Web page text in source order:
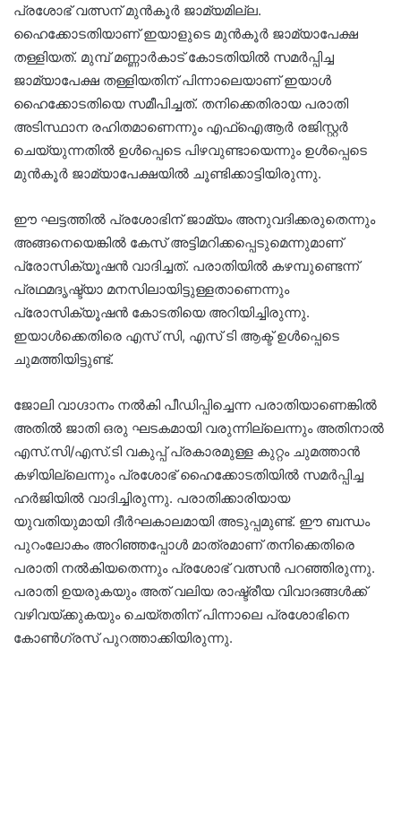
പ്രശോഭ് വത്സന് മുന്‍കൂര്‍ ജാമ്യമില്ല.
ഹൈക്കോടതിയാണ് ഇയാളുടെ മുന്‍കൂര്‍ ജാമ്യാപേക്ഷ
തള്ളിയത്. മുമ്പ് മണ്ണാര്‍കാട് കോടതിയില്‍ സമര്‍പ്പിച്ച
ജാമ്യാപേക്ഷ തള്ളിയതിന് പിന്നാലെയാണ് ഇയാള്‍
ഹൈക്കോടതിയെ സമീപിച്ചത്. തനിക്കെതിരായ പരാതി
അടിസ്ഥാന രഹിതമാണെന്നും എഫ്‌ഐആര്‍ രജിസ്റ്റര്‍
ചെയ്യുന്നതില്‍ ഉള്‍പ്പെടെ പിഴവുണ്ടായെന്നും ഉള്‍പ്പെടെ
മുന്‍കൂര്‍ ജാമ്യാപേക്ഷയില്‍ ചൂണ്ടിക്കാട്ടിയിരുന്നു.
ഈ ഘട്ടത്തില്‍ പ്രശോഭിന് ജാമ്യം അനുവദിക്കരുതെന്നും
അങ്ങനെയെങ്കില്‍ കേസ് അട്ടിമറിക്കപ്പെടുമെന്നുമാണ്
പ്രോസിക്യൂഷന്‍ വാദിച്ചത്. പരാതിയില്‍ കഴമ്പുണ്ടെന്ന്
പ്രഥമദൃഷ്ട്യാ മനസിലായിട്ടുള്ളതാണെന്നും
പ്രോസിക്യൂഷന്‍ കോടതിയെ അറിയിച്ചിരുന്നു.
ഇയാള്‍ക്കെതിരെ എസ് സി, എസ് ടി ആക്ട് ഉള്‍പ്പെടെ
ചുമത്തിയിട്ടുണ്ട്.
ജോലി വാഗ്ദാനം നല്‍കി പീഡിപ്പിച്ചെന്ന പരാതിയാണെങ്കില്‍
അതില്‍ ജാതി ഒരു ഘടകമായി വരുന്നില്ലെന്നും അതിനാല്‍
എസ്.സി/എസ്.ടി വകുപ്പ് പ്രകാരമുള്ള കുറ്റം ചുമത്താന്‍
കഴിയില്ലെന്നും പ്രശോഭ് ഹൈക്കോടതിയില്‍ സമര്‍പ്പിച്ച
ഹര്‍ജിയില്‍ വാദിച്ചിരുന്നു. പരാതിക്കാരിയായ
യുവതിയുമായി ദീര്‍ഘകാലമായി അടുപ്പമുണ്ട്. ഈ ബന്ധം
പുറംലോകം അറിഞ്ഞപ്പോള്‍ മാത്രമാണ് തനിക്കെതിരെ
പരാതി നല്‍കിയതെന്നും പ്രശോഭ് വത്സന്‍ പറഞ്ഞിരുന്നു.
പരാതി ഉയരുകയും അത് വലിയ രാഷ്ട്രീയ വിവാദങ്ങള്‍ക്ക്
വഴിവയ്ക്കുകയും ചെയ്തതിന് പിന്നാലെ പ്രശോഭിനെ
കോണ്‍ഗ്രസ് പുറത്താക്കിയിരുന്നു.